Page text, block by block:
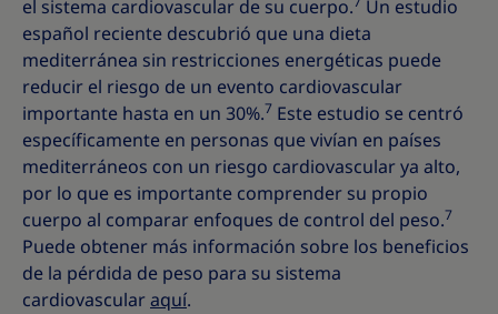
el sistema cardiovascular de su cuerpo. Un estudio
español reciente descubrió que una dieta
mediterránea sin restricciones energéticas puede
reducir el riesgo de un evento cardiovascular
importante hasta en un 30%.7 Este estudio se centró
específicamente en personas que vivían en países
mediterráneos con un riesgo cardiovascular ya alto,
por lo que es importante comprender su propio
cuerpo al comparar enfoques de control del peso.7
Puede obtener más información sobre los beneficios
de la pérdida de peso para su sistema
cardiovascularaquí.